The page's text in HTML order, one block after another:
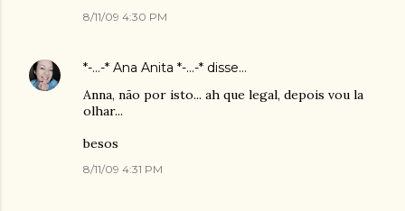
8/11/09 4:30 PM
*-...-* Ana Anita *-...-* disse…
Anna, não por isto... ah que legal, depois vou la
olhar...
besos
8/11/09 4:31 PM